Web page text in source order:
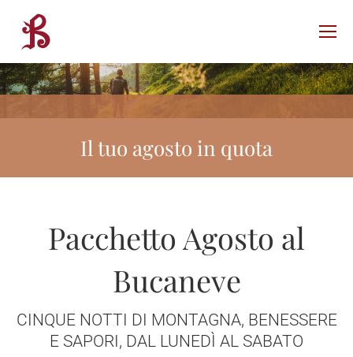
Il tuo agosto in quota
Pacchetto Agosto al
Bucaneve
CINQUE NOTTI DI MONTAGNA, BENESSERE
E SAPORI, DAL LUNEDÌ AL SABATO